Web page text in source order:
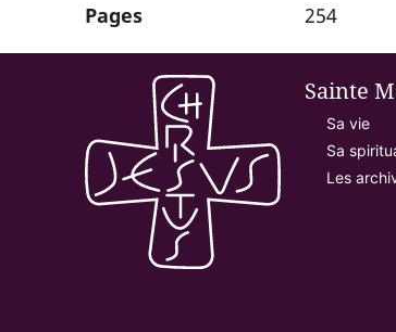
Pages 254
Sainte
Sa vie
Sa
Les